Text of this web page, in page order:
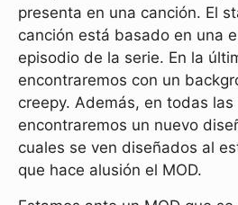
presenta en una canción. El
canción está basado en una
episodio de la serie. En la
encontraremos con un
creepy. Además, en todas las
encontraremos un nuevo
cuales se ven diseñados al
que hace alusión el MOD.